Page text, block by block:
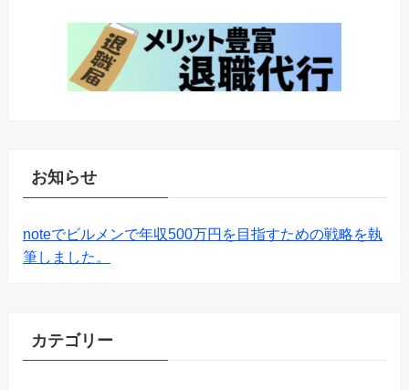
お知らせ
noteでビルメンで年収500万円を目指すための戦略を執
筆しました。
カテゴリー